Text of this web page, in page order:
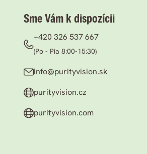
Sme Vám k dispozícii
+420 326 537 667
(Po - Pia 8:00-15:30)
info@purityvision.sk
purityvision.cz
purityvision.com